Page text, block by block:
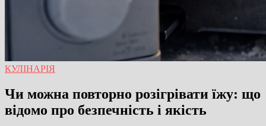
КУЛІНАРІЯ
Чи можна повторно розігрівати їжу: що
відомо про безпечність і якість